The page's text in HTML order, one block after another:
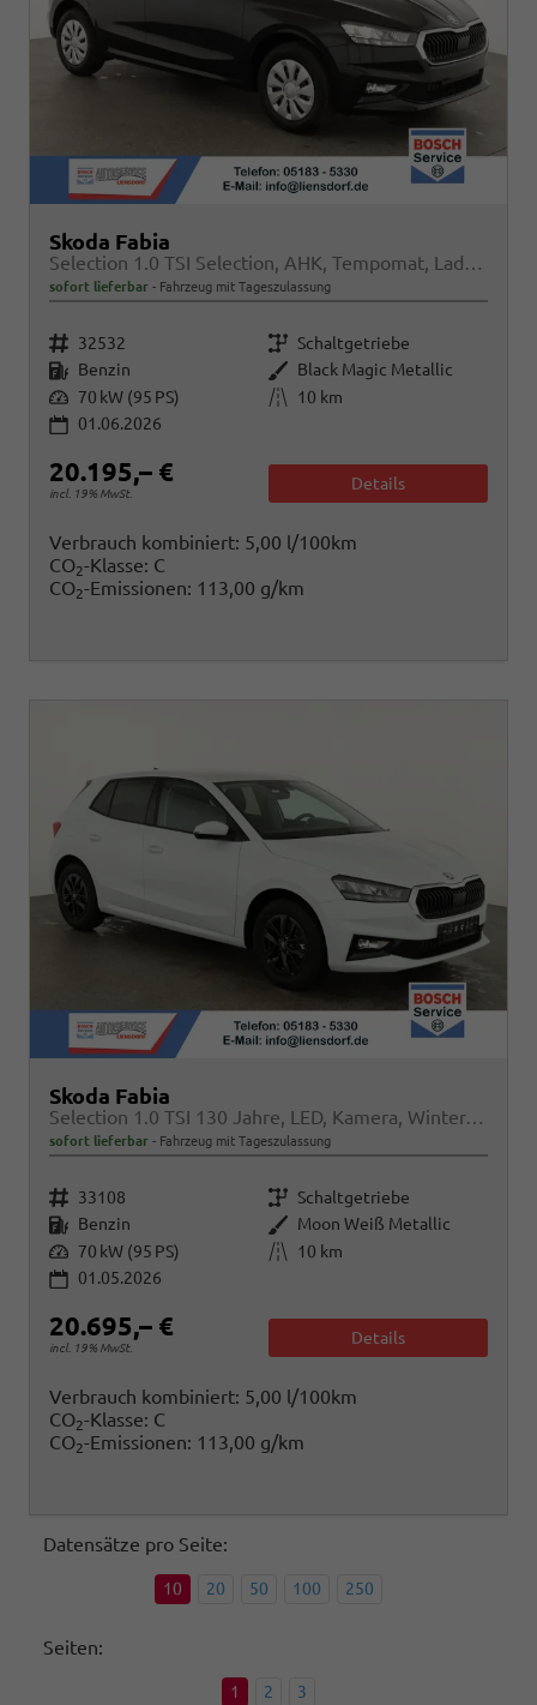
Skoda Fabia
Selection 1.0 TSI Selection, AHK, Tempomat, Ladeboden, Park, Winterpaket, SmartLink, 4-J Garantie
sofort lieferbar Fahrzeug mit Tageszulassung
Fahrzeugnr. 32532 Getriebe Schaltgetriebe
Kraftstoff Benzin Außenfarbe Black Magic Metallic
Leistung 70 kW (95 PS) Kilometerstand
10 km
01.06.2026
20.195,– €
incl. 19% MwSt.
Details
Verbrauch kombiniert: 5,00 l/100km
CO2-Klasse: C
CO2-Emissionen: 113,00 g/km
Skoda Fabia
Selection 1.0 TSI 130 Jahre, LED, Kamera, Winter, Sunset, 15-Zoll
sofort lieferbar Fahrzeug mit Tageszulassung
Fahrzeugnr. 33108 Getriebe Schaltgetriebe
Kraftstoff Benzin Außenfarbe Moon Weiß Metallic
Leistung 70 kW (95 PS) Kilometerstand
10 km
01.05.2026
20.695,– €
incl. 19% MwSt.
Details
Verbrauch kombiniert: 5,00 l/100km
CO2-Klasse: C
CO2-Emissionen: 113,00 g/km
Datensätze pro Seite:
10 20 50 100 250
Seiten:
1 2 3